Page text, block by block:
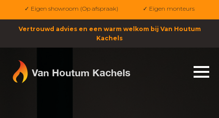
✓ Eigen showroom (Op afspraak) ✓ Eigen monteurs
Vertrouwd advies en een warm welkom bij Van Houtum
Kachels